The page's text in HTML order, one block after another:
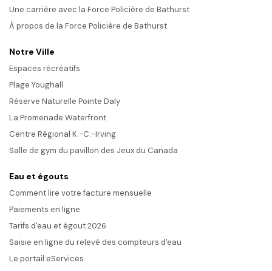
Une carrière avec la Force Policière de Bathurst
À propos de la Force Policière de Bathurst
Notre Ville
Espaces récréatifs
Plage Youghall
Réserve Naturelle Pointe Daly
La Promenade Waterfront
Centre Régional K.-C.-Irving
Salle de gym du pavillon des Jeux du Canada
Eau et égouts
Comment lire votre facture mensuelle
Paiements en ligne
Tarifs d'eau et égout 2026
Saisie en ligne du relevé des compteurs d'eau
Le portail eServices